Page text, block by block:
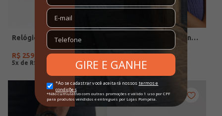
R$ 259
5x de R$
Relógio +Acessório Condor Feminino DOURADO
R$279,90
5x deR$ 55,98